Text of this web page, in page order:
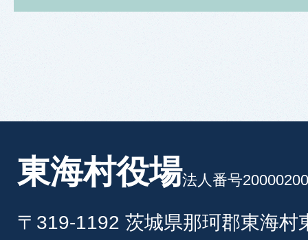
東海村役場法人番号
〒319-1192 茨城県那珂郡東海村